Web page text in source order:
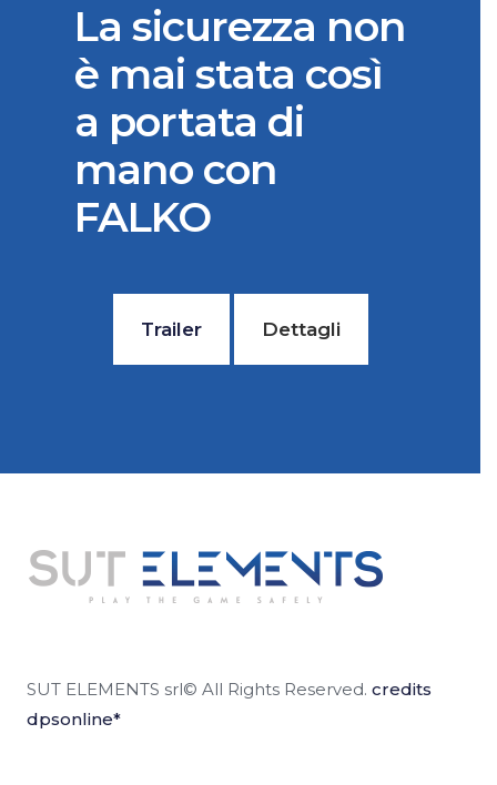
La sicurezza non
è mai stata così
a portata di
mano con
FALKO
Trailer Dettagli
SUT ELEMENTS srl© All Rights Reserved. credits
dpsonline*